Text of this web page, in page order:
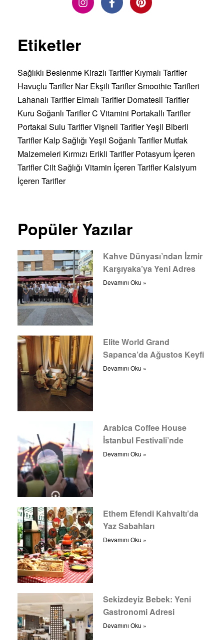
Etiketler
Sağlıklı Beslenme Kirazlı Tarifler Kıymalı Tarifler
Havuçlu Tarifler Nar Ekşili TariflerSmoothie Tarifleri
Lahanalı Tarifler Elmalı Tarifler Domatesli Tarifler
Kuru Soğanlı TariflerC Vitamini Portakallı Tarifler
Portakal Sulu TariflerVişneli TariflerYeşil Biberli
Tarifler Kalp Sağlığı Yeşil Soğanlı Tarifler Mutfak
Malzemeleri Kırmızı Erikli Tarifler Potasyum İçeren
TariflerCilt Sağlığı Vitamin İçeren Tarifler Kalsiyum
İçeren Tarifler
Popüler Yazılar
Kahve Dünyası’ndan İzmir
Karşıyaka’ya Yeni Adres
Devamını Oku »
Elite World Grand
Sapanca’da Ağustos Keyfi
Devamını Oku »
Arabica Coffee House
İstanbul Festivali’nde
Devamını Oku »
Ethem Efendi Kahvaltı’da
Yaz Sabahları
Devamını Oku »
Sekizdeyiz Bebek: Yeni
Gastronomi Adresi
Devamını Oku »